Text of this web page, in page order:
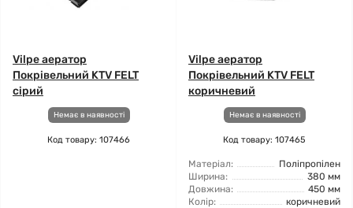
Vilpe аератор
Покрівельний KTV FELT
сірий
Немає в наявності
Код товару: 107466
Vilpe аератор
Покрівельний KTV FELT
коричневий
Немає в наявності
Код товару: 107465
Матеріал:
Поліпропілен
Ширина:
380 мм
Довжина:
450 мм
Колір:
коричневий